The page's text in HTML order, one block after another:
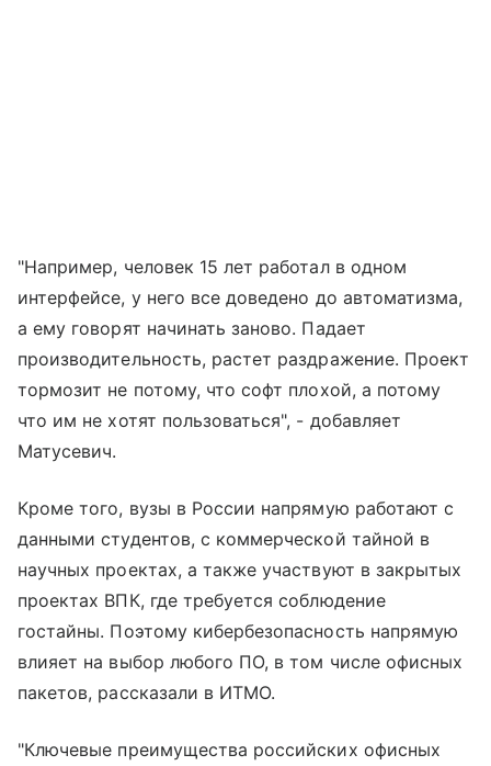
"Например, человек 15 лет работал в одном
интерфейсе, у него все доведено до автоматизма,
а ему говорят начинать заново. Падает
производительность, растет раздражение. Проект
тормозит не потому, что софт плохой, а потому
что им не хотят пользоваться", - добавляет
Матусевич.
Кроме того, вузы в России напрямую работают с
данными студентов, с коммерческой тайной в
научных проектах, а также участвуют в закрытых
проектах ВПК, где требуется соблюдение
гостайны. Поэтому кибербезопасность напрямую
влияет на выбор любого ПО, в том числе офисных
пакетов, рассказали в ИТМО.
"Ключевые преимущества российских офисных